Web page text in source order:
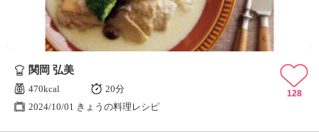
関岡 弘美
470kcal
20分
2024/10/01 きょうの料理レシピ
128